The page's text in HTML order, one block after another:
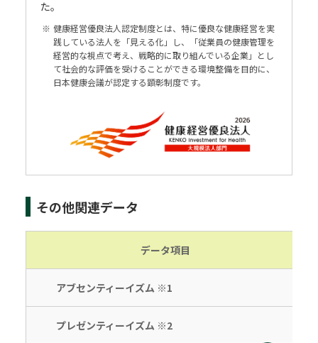
た。
※ 健康経営優良法人認定制度とは、特に優良な健康経営を実
践している法人を「見える化」し、「従業員の健康管理を
経営的な視点で考え、戦略的に取り組んでいる企業」とし
て社会的な評価を受けることができる環境整備を目的に、
日本健康会議が認定する顕彰制度です。
その他関連データ
データ項目
アブセンティーイズム ※1
プレゼンティーイズム ※2